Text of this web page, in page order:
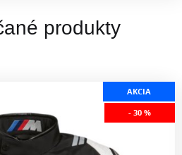
produkty
AKCIA
- 30 %